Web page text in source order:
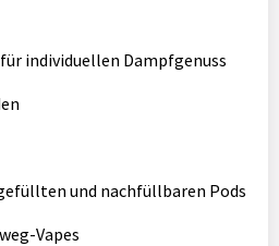
individuellen Dampfgenuss
und nachfüllbaren Pods
Vapes